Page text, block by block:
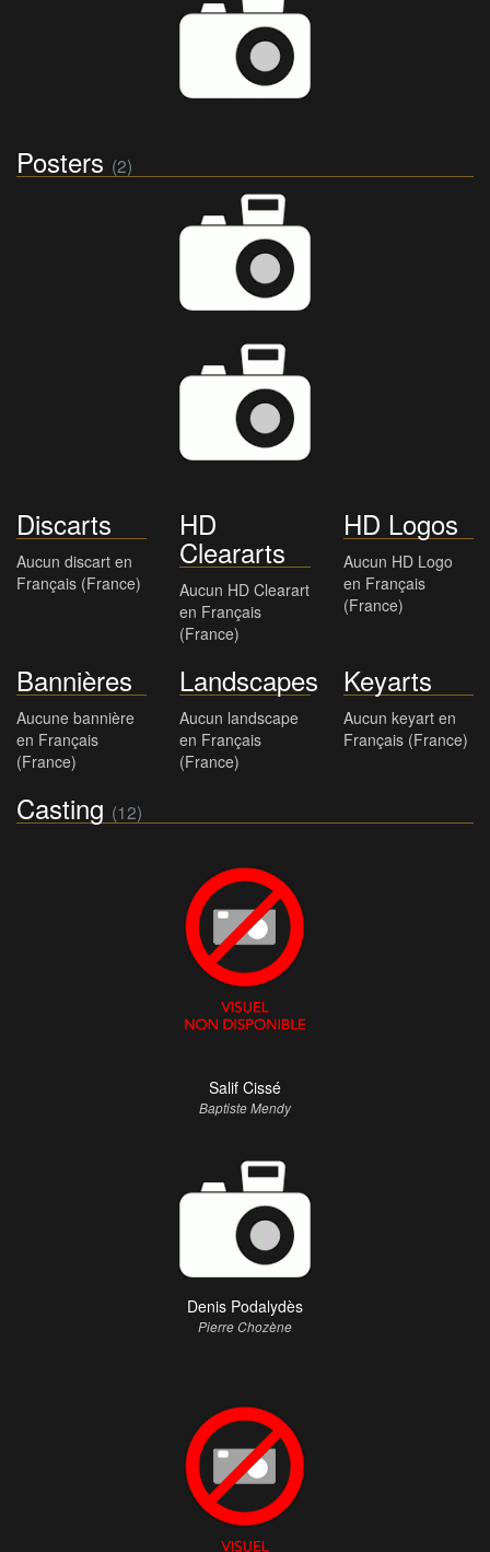
Posters (2)
Discarts
Aucun discart en
Français (France)
HD
Cleararts
Aucun HD Clearart
en Français
(France)
HD Logos
Aucun HD Logo
en Français
(France)
Bannières
Aucune bannière
en Français
(France)
Landscapes
Aucun landscape
en Français
(France)
Keyarts
Aucun keyart en
Français (France)
Casting (12)
Salif Cissé
Baptiste Mendy
Denis Podalydès
Pierre Chozène